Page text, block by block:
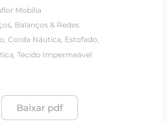
Mobília
, Balanços & Redes
, Corda Náutica, Estofado,
, Tecido Impermeável
Baixar pdf